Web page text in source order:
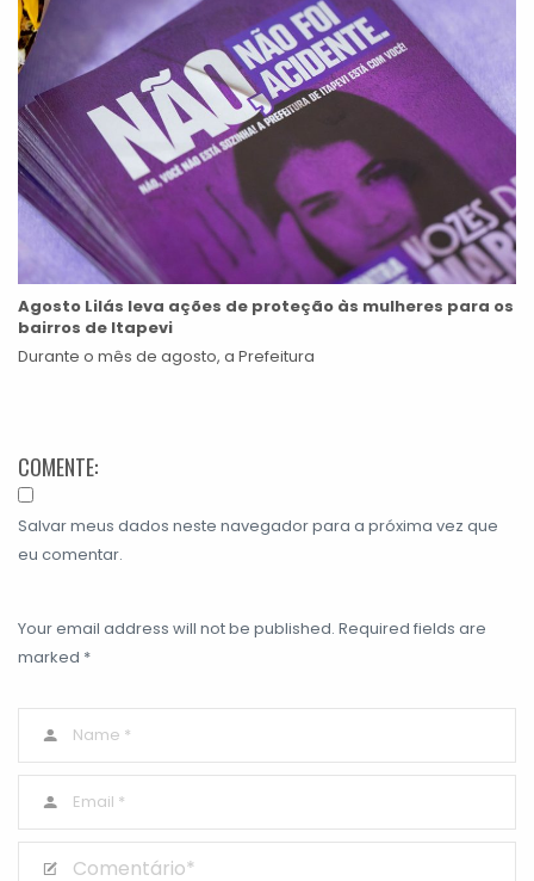
Agosto Lilás leva ações de proteção às mulheres para os
bairros de Itapevi
Durante o mês de agosto, a Prefeitura
COMENTE:
Salvar meus dados neste navegador para a próxima vez que
eu comentar.
Your email address will not be published. Required fields are
marked *